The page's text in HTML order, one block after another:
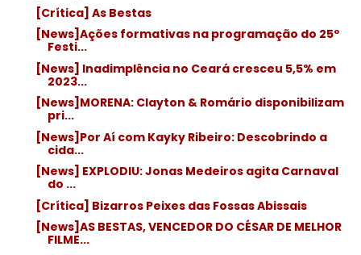
[Crítica] As Bestas
[News]Ações formativas na programação do 25º
Festi...
[News] Inadimplência no Ceará cresceu 5,5% em
2023...
[News]MORENA: Clayton & Romário disponibilizam
pri...
[News]Por Aí com Kayky Ribeiro: Descobrindo a
cida...
[News] EXPLODIU: Jonas Medeiros agita Carnaval
do ...
[Crítica] Bizarros Peixes das Fossas Abissais
[News]AS BESTAS, VENCEDOR DO CÉSAR DE MELHOR
FILME...